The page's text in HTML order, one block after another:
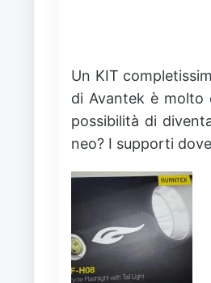
Un KIT
di Avantek è molto
possibilità di
neo? I supporti